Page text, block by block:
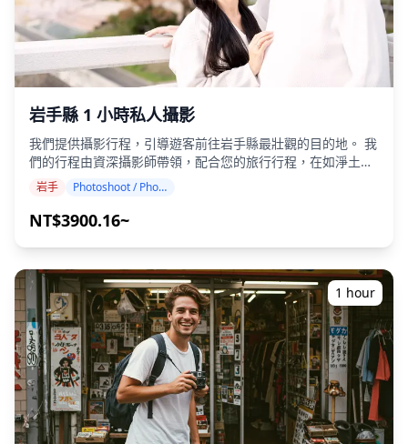
(https://assets.hldycdn.com/f8fe7186-0a9f-4ad8-9f68-
6108ffef77e8.png)
岩手縣 1 小時私人攝影
我們提供攝影行程，引導遊客前往岩手縣最壯觀的目的地。 我
們的行程由資深攝影師帶領，配合您的旅行行程，在如淨土之
濱、猊鼻溪和世界遺產平泉寺等標誌性地點捕捉自然構圖。
（請與我們分享您喜歡的拍攝地點！） 攝影服務可在岩手縣任
何地點進行，最多可提前 3 天預訂。 我們將安排一位能說英
付，您可以選擇您最喜歡的 10 張照片進行重新交付。 我們會
進行調整以喚起特定的氛圍，如果需要，可以調整情緒和顏
色。 讓我們透過我們的攝影服務捕捉您在岩手縣的特別時刻！
◆ 重要資訊： ・如果您在預定的集合時間遲到，拍攝時間和
交付的照片數量可能會減少。 ・如果在預定日期前 3 天預測拍
攝地點會下雨，或者如果在拍攝當天下雨，則有三個選項可供
選擇： (1) 重新安排日期和時間，(2) 更改地點，或 (3) 取消拍
攝。 ![](https://assets.hldycdn.com/d165d6cb-ec98-45c4-
ab01-88f1ed2dcf1a.jpg) ![]
(https://assets.hldycdn.com/39a23fdb-1408-4cc5-bced-
340caa41426f.jpg)
岩手 Photoshoot / Photo tour
NT$3900.16~
1 hour